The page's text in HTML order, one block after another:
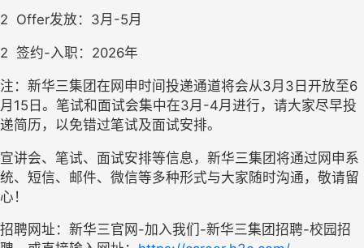
2 Offer发放：3月-5月
2 签约-入职：2026年
注：新华三集团在网申时间投递通道将会从3月3日开放至6
月15日。笔试和面试会集中在3月-4月进行，请大家尽早投
递简历，以免错过笔试及面试安排。
宣讲会、笔试、面试安排等信息，新华三集团将通过网申系
统、短信、邮件、微信等多种形式与大家随时沟通，敬请留
心！
招聘网址：新华三官网-加入我们-新华三集团招聘-校园招